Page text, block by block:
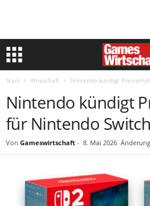
Start Wirtschaft Nintendo kündigt
Nintendo kündigt
für Nintendo
Von Gameswirtschaft - 8. Mai 2026